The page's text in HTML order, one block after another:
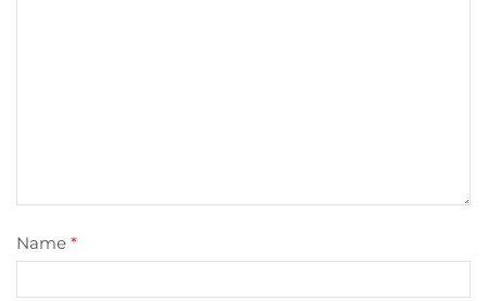
Name *